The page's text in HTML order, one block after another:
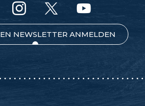
NEWSLETTER ANMELDEN